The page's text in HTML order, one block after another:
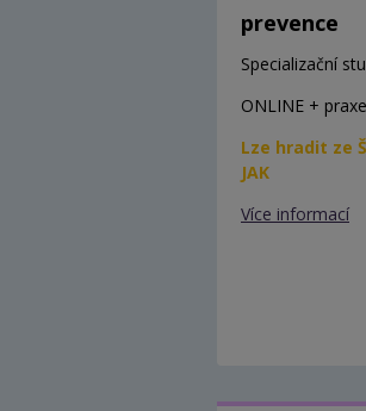
prevence
Specializační
ONLINE + praxe
Lze hradit ze
JAK
Více informací